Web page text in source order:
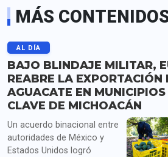
MÁS
AL DÍA
BAJO BLINDAJE MILITAR,
REABRE LA EXPORTACIÓN
AGUACATE EN MUNICIPIOS
CLAVE DE MICHOACÁN
Un acuerdo binacional entre
autoridades de México y
Estados Unidos logró